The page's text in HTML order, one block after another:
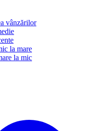
vânzărilor
la mare
la mic